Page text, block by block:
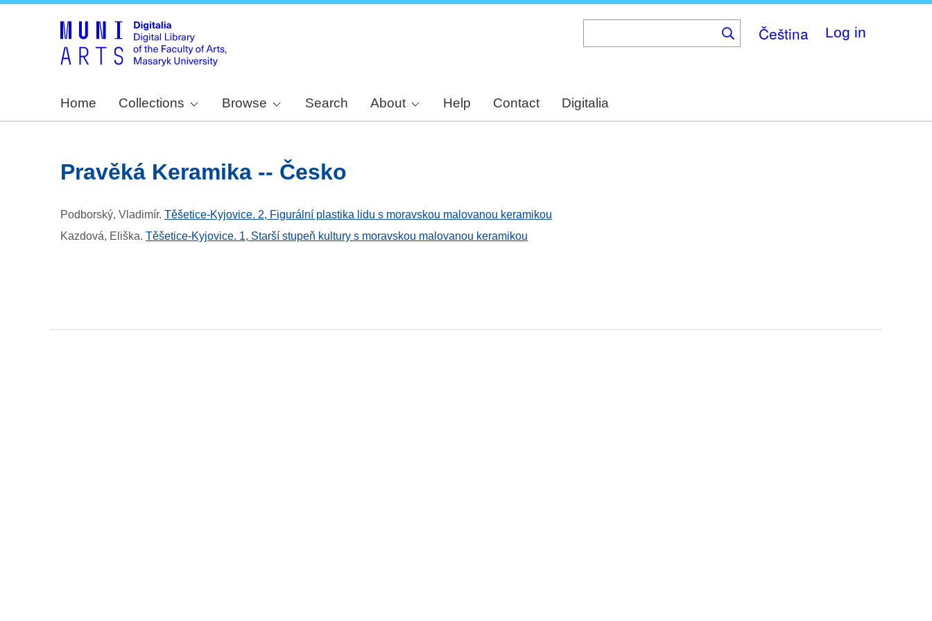
Čeština Log in
Home Collections Browse Search About Help Contact Digitalia
Pravěká Keramika -- Česko
Podborský, Vladimír. Těšetice-Kyjovice. 2, Figurální plastika lidu s moravskou malovanou keramikou
Kazdová, Eliška. Těšetice-Kyjovice. 1, Starší stupeň kultury s moravskou malovanou keramikou